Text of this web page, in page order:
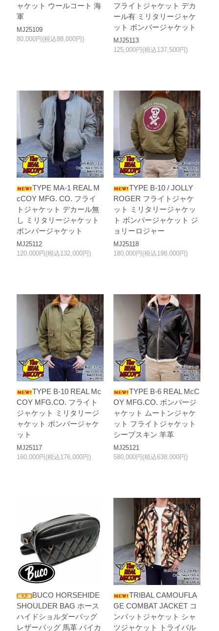
ャケット ウールコート 海
軍
MJ25109
80,000円(税込88,000円)
フライトジャケット デカ
ール有 ミリタリージャケ
ット ボンバージャケット
MJ25113
125,000円(税込137,500円)
TYPE MA-1 REAL M
cCOY MFG. CO. フライ
トジャケット デカール無
し ミリタリージャケット
ボンバージャケット
MJ25112
120,000円(税込132,000円)
TYPE B-10 / JOLLY
ROGER フライトジャケ
ット ミリタリージャケッ
ト ボンバージャケット ジ
ョリーロジャー
MJ25118
180,000円(税込198,000円)
TYPE B-10 REAL Mc
COY MFG.CO. フライト
ジャケット ミリタリージ
ャケット ボンバージャケ
ット
MJ25117
160,000円(税込176,000円)
TYPE B-6 REAL McC
OY MFG.CO. ボンバージ
ャケット ムートンジャケ
ット フライトジャケット
シープスキン 羊革
MJ25121
580,000円(税込638,000円)
BUCO HORSEHIDE
SHOULDER BAG ホース
ハイドショルダーバッグ
レザーバッグ 馬革 バイカ
TRIBAL CAMOUFLA
GE COMBAT JACKET コ
ンバットジャケット シャ
ツジャケット トライバル